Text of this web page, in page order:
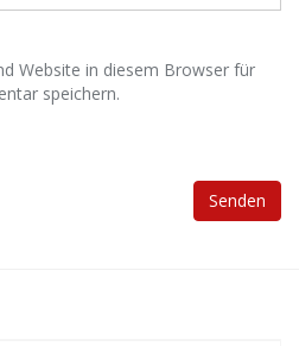
Website in diesem Browser für
speichern.